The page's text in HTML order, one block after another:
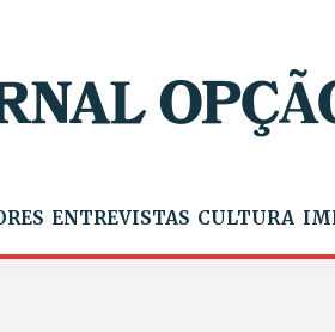
ENTREVISTAS CULTURA